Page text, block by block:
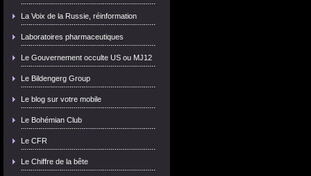
La Voix de la Russie, réinformation
Laboratoires pharmaceutiques
Le Gouvernement occulte US ou MJ12
Le Bildengerg Group
Le blog sur votre mobile
Le Bohémian Club
Le CFR
Le Chiffre de la bête